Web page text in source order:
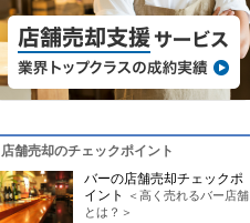
店舗売却のチェックポイント
バーの店舗売却チェックポ
イント
＜高く売れるバー店舗
とは？＞